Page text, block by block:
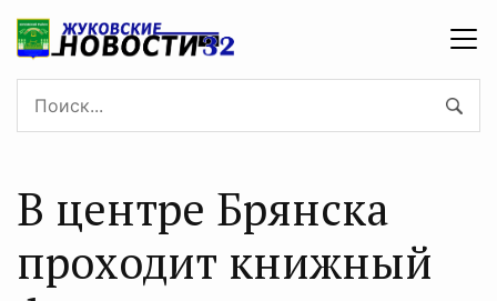
В центре Брянска
проходит книжный